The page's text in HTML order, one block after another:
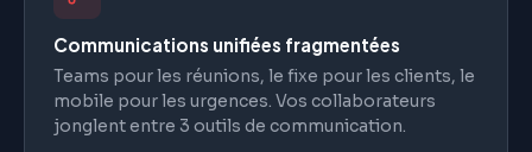
Communications unifiées fragmentées
Teams pour les réunions, le fixe pour les clients, le
mobile pour les urgences. Vos collaborateurs
jonglent entre 3 outils de communication.